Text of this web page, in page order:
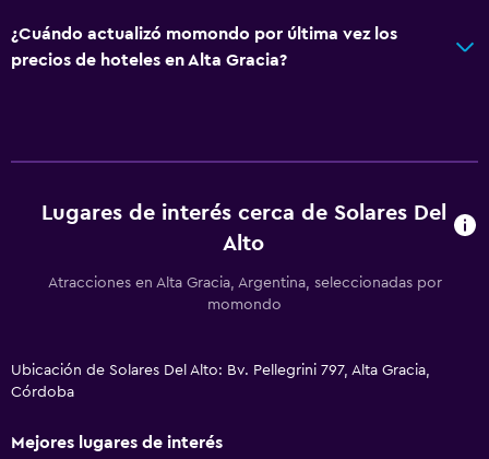
¿Cuándo actualizó momondo por última vez los
precios de hoteles en Alta Gracia?
Lugares de interés cerca de Solares Del
Alto
Atracciones en Alta Gracia, Argentina, seleccionadas por
momondo
Ubicación de Solares Del Alto: Bv. Pellegrini 797, Alta Gracia,
Córdoba
Mejores lugares de interés